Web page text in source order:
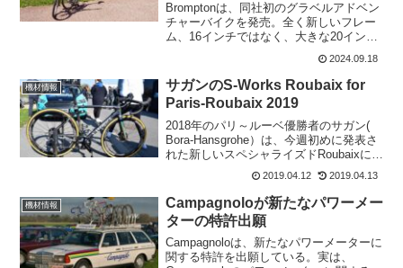
Bromptonは、同社初のグラベルアドベン
チャーバイクを発売。全く新しいフレー
ム、16インチではなく、大きな20インチ
ホイール、そしてこれまでで最も幅広の
ハンドルバーとタイヤ。すべてが、フル
サイズバイクのようなバランスの取れた
フィーリング...
2024.09.18
機材情報
サガンのS-Works Roubaix for
Paris-Roubaix 2019
2018年のパリ～ルーベ優勝者のサガン(
Bora-Hansgrohe）は、今週初めに発表さ
れた新しいスペシャライズドRoubaixに乗
ってパリ～ルーベに出場します。3回のロ
ードレース世界チャンピオンは、サガン
コレクションバージョンのフレー...
2019.04.12 2019.04.13
機材情報
Campagnoloが新たなパワーメー
ターの特許出願
Campagnoloは、新たなパワーメーターに
関する特許を出願している。実は、